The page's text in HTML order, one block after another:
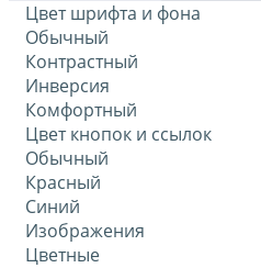
Цвет шрифта и фона
Обычный
Контрастный
Инверсия
Комфортный
Цвет кнопок и ссылок
Обычный
Красный
Синий
Изображения
Цветные